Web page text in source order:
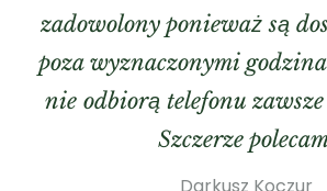
zadowolony ponieważ są
poza wyznaczonymi
nie odbiorą telefonu
Szczerze
Darkusz Koczur